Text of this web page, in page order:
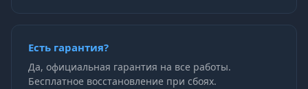
Есть гарантия?
Да, официальная гарантия на все работы.
Бесплатное восстановление при сбоях.